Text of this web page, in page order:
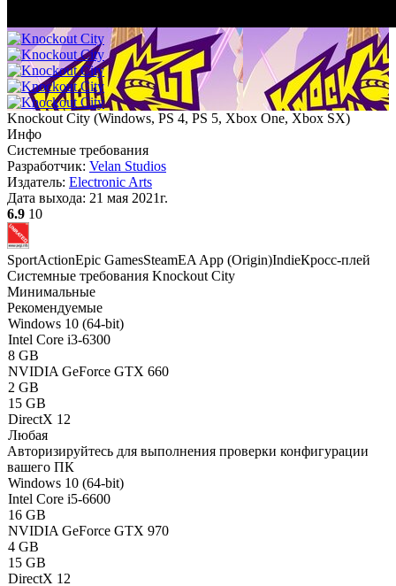
Knockout City (Windows, PS 4, PS 5, Xbox One, Xbox SX)
Инфо
Системные требования
Разработчик: Velan Studios
Издатель: Electronic Arts
Дата выхода: 21 мая 2021г.
6.9 10
SportActionEpic GamesSteamEA App (Origin)IndieКросс-плей
Системные требования Knockout City
Минимальные
Рекомендуемые
Windows 10 (64-bit)
Intel Core i3-6300
8 GB
NVIDIA GeForce GTX 660
2 GB
15 GB
DirectX 12
Любая
Авторизируйтесь для выполнения проверки конфигурации
вашего ПК
Windows 10 (64-bit)
Intel Core i5-6600
16 GB
NVIDIA GeForce GTX 970
4 GB
15 GB
DirectX 12